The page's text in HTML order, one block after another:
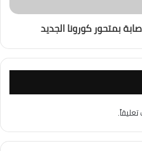
بمتحور كورونا الجديد